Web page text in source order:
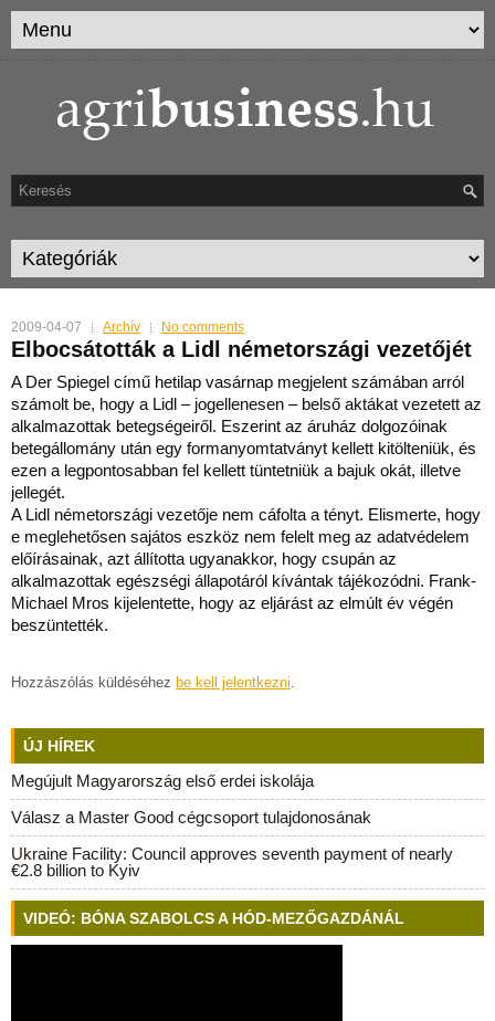
2009-04-07 Archív No comments
Elbocsátották a Lidl németországi vezetőjét
A Der Spiegel című hetilap vasárnap megjelent számában arról
számolt be, hogy a Lidl – jogellenesen – belső aktákat vezetett az
alkalmazottak betegségeiről. Eszerint az áruház dolgozóinak
betegállomány után egy formanyomtatványt kellett kitölteniük, és
ezen a legpontosabban fel kellett tüntetniük a bajuk okát, illetve
jellegét.
A Lidl németországi vezetője nem cáfolta a tényt. Elismerte, hogy
e meglehetősen sajátos eszköz nem felelt meg az adatvédelem
előírásainak, azt állította ugyanakkor, hogy csupán az
alkalmazottak egészségi állapotáról kívántak tájékozódni. Frank-
Michael Mros kijelentette, hogy az eljárást az elmúlt év végén
beszüntették.
Hozzászólás küldéséhez be kell jelentkezni.
ÚJ HÍREK
Megújult Magyarország első erdei iskolája
Válasz a Master Good cégcsoport tulajdonosának
Ukraine Facility: Council approves seventh payment of nearly
€2.8 billion to Kyiv
VIDEÓ: BÓNA SZABOLCS A HÓD-MEZŐGAZDÁNÁL